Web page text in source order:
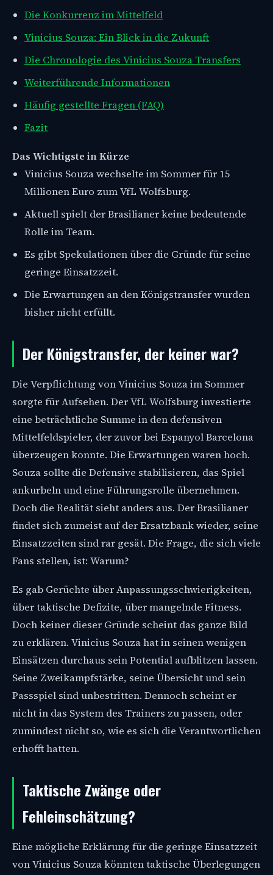
Die Konkurrenz im Mittelfeld
Vinicius Souza: Ein Blick in die Zukunft
Die Chronologie des Vinicius Souza Transfers
Weiterführende Informationen
Häufig gestellte Fragen (FAQ)
Fazit
Das Wichtigste in Kürze
Vinicius Souza wechselte im Sommer für 15
Millionen Euro zum VfL Wolfsburg.
Aktuell spielt der Brasilianer keine bedeutende
Rolle im Team.
Es gibt Spekulationen über die Gründe für seine
geringe Einsatzzeit.
Die Erwartungen an den Königstransfer wurden
bisher nicht erfüllt.
Der Königstransfer, der keiner war?
Die Verpflichtung von Vinicius Souza im Sommer
sorgte für Aufsehen. Der VfL Wolfsburg investierte
eine beträchtliche Summe in den defensiven
Mittelfeldspieler, der zuvor bei Espanyol Barcelona
überzeugen konnte. Die Erwartungen waren hoch.
Souza sollte die Defensive stabilisieren, das Spiel
ankurbeln und eine Führungsrolle übernehmen.
Doch die Realität sieht anders aus. Der Brasilianer
findet sich zumeist auf der Ersatzbank wieder, seine
Einsatzzeiten sind rar gesät. Die Frage, die sich viele
Fans stellen, ist: Warum?
Es gab Gerüchte über Anpassungsschwierigkeiten,
über taktische Defizite, über mangelnde Fitness.
Doch keiner dieser Gründe scheint das ganze Bild
zu erklären. Vinicius Souza hat in seinen wenigen
Einsätzen durchaus sein Potential aufblitzen lassen.
Seine Zweikampfstärke, seine Übersicht und sein
Passspiel sind unbestritten. Dennoch scheint er
nicht in das System des Trainers zu passen, oder
zumindest nicht so, wie es sich die Verantwortlichen
erhofft hatten.
Taktische Zwänge oder
Fehleinschätzung?
Eine mögliche Erklärung für die geringe Einsatzzeit
von Vinicius Souza könnten taktische Überlegungen